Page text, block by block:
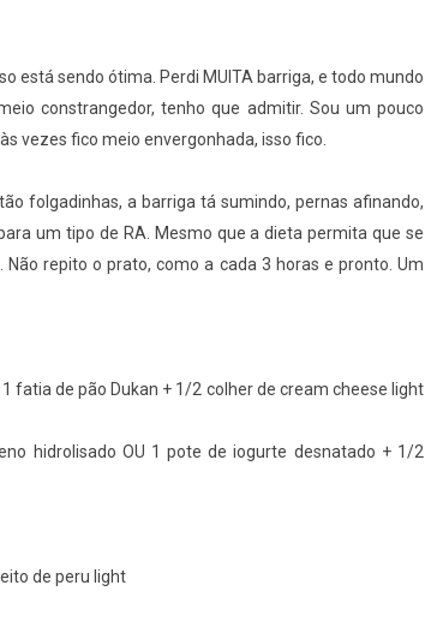
está sendo ótima. Perdi MUITA barriga, e todo mundo
constrangedor, tenho que admitir. Sou um pouco
vezes fico meio envergonhada, isso fico.
folgadinhas, a barriga tá sumindo, pernas afinando,
um tipo de RA. Mesmo que a dieta permita que se
repito o prato, como a cada 3 horas e pronto. Um
fatia de pão Dukan + 1/2 colher de cream cheese light
hidrolisado OU 1 pote de iogurte desnatado + 1/2
de peru light